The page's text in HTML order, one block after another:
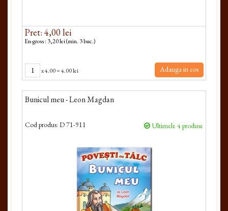
Pret: 4,00 lei
En-gross : 3,20 lei (min. 3 buc.)
x4.00=4.00 lei Adauga in cos
Bunicul meu - Leon Magdan
Cod produs: D 71-911 Ultimele 4 produse